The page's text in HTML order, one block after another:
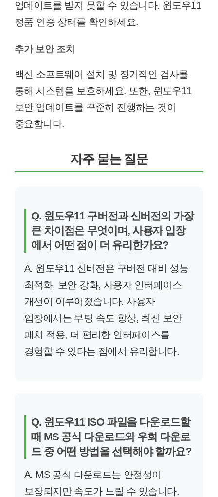
업데이트를 받지 못할 수 있습니다. 윈도우11
정품 인증 상태를 확인하세요.
추가 보안 조치
백신 소프트웨어 설치 및 정기적인 검사를
통해 시스템을 보호하세요. 또한, 윈도우11
보안 업데이트를 꾸준히 진행하는 것이
중요합니다.
자주 묻는 질문
Q. 윈도우11 구버전과 신버전의 가장
큰 차이점은 무엇이며, 사용자 입장
에서 어떤 점이 더 유리한가요?
A. 윈도우11 신버전은 구버전 대비 성능
최적화, 보안 강화, 사용자 인터페이스
개선이 이루어졌습니다. 사용자
입장에서는 부팅 속도 향상, 최신 보안
패치 적용, 더 편리한 인터페이스를
경험할 수 있다는 점에서 유리합니다.
Q. 윈도우11 ISO 파일을 다운로드할
때 MS 공식 다운로드와 우회 다운로
드 중 어떤 방법을 선택해야 할까요?
A. MS 공식 다운로드는 안정성이
보장되지만 속도가 느릴 수 있습니다.